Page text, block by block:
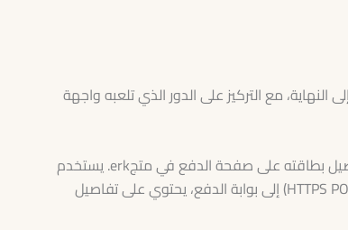
النهاية، مع التركيز على الدور الذي تلعبه واجهة
يقوم عميلك بإدخال تفاصيل بطاقته على صفحة الدفع في متجerk. يستخدم
خادم متجرك واجهة برمجة التطبيقات لإرسال طلب آمن (HTTPS POST) إلى بوابة الدفع، يحتوي على تفاصيل